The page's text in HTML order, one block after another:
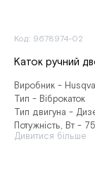
Код: 9678974-02
Каток ручний
Виробник -
Тип - Віброкаток
Тип двигуна -
Потужність, Вт -
Дивитися більше